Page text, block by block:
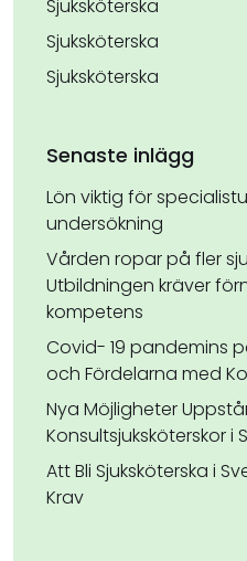
Sjuksköterska
Sjuksköterska
Sjuksköterska
Senaste inlägg
Lön viktig för
undersökning
Vården ropar på fler
Utbildningen kräver
kompetens
Covid- 19 pandemins
och Fördelarna med
Nya Möjligheter
Konsultsjuksköterskor i
Att Bli Sjuksköterska i
Krav